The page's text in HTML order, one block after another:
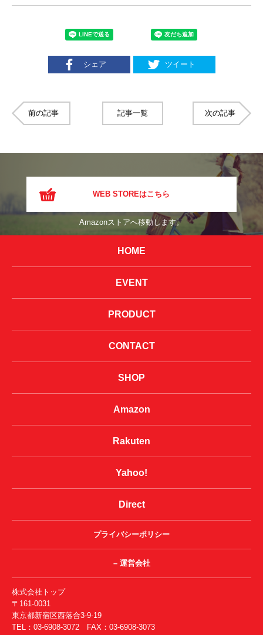
シェア ツイート
前の記事 記事一覧 次の記事
WEB STOREはこちら
Amazonストアへ移動します。
HOME
EVENT
PRODUCT
CONTACT
SHOP
Amazon
Rakuten
Yahoo!
Direct
プライバシーポリシー
– 運営会社
株式会社トップ
〒161-0031
東京都新宿区西落合3-9-19
TEL：03-6908-3072 FAX：03-6908-3073